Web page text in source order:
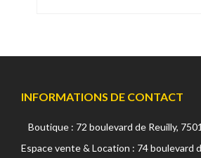
INFORMATIONS DE CONTACT
Boutique : 72 boulevard de Reuilly,
Espace vente & Location : 74 boulevard